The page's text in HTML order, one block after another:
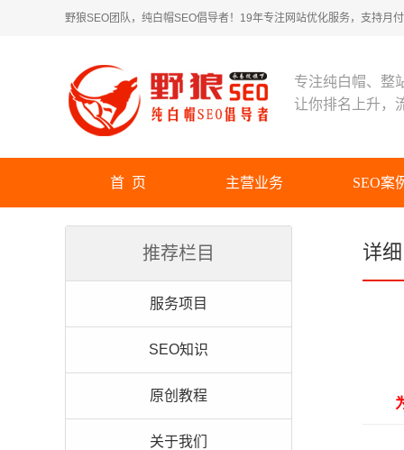
野狼SEO团队，纯白帽SEO倡导者！19年专注网站优化服务，支持月
专注纯白帽、整
让你排名上升，
首 页 主营业务 SEO案
推荐栏目
服务项目
SEO知识
原创教程
关于我们
详
为